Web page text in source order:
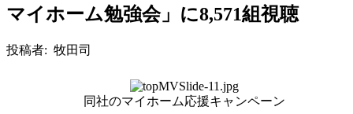
マイホーム勉強会」に8,571組視聴
投稿者: 牧田司
同社のマイホーム応援キャンペーン